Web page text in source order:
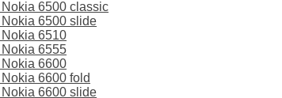
6500 classic
6500 slide
6510
6555
6600
6600 fold
6600 slide